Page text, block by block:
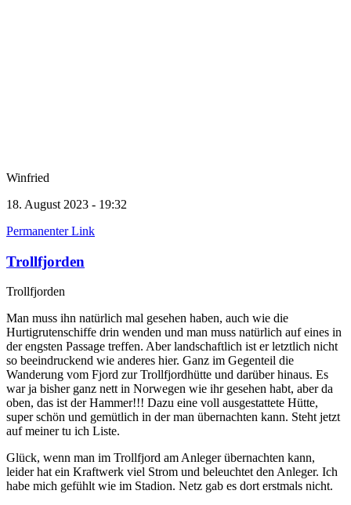
Winfried
18. August 2023 - 19:32
Permanenter Link
Trollfjorden
Trollfjorden
Man muss ihn natürlich mal gesehen haben, auch wie die
Hurtigrutenschiffe drin wenden und man muss natürlich auf eines in
der engsten Passage treffen. Aber landschaftlich ist er letztlich nicht
so beeindruckend wie anderes hier. Ganz im Gegenteil die
Wanderung vom Fjord zur Trollfjordhütte und darüber hinaus. Es
war ja bisher ganz nett in Norwegen wie ihr gesehen habt, aber da
oben, das ist der Hammer!!! Dazu eine voll ausgestattete Hütte,
super schön und gemütlich in der man übernachten kann. Steht jetzt
auf meiner tu ich Liste.
Glück, wenn man im Trollfjord am Anleger übernachten kann,
leider hat ein Kraftwerk viel Strom und beleuchtet den Anleger. Ich
habe mich gefühlt wie im Stadion. Netz gab es dort erstmals nicht.